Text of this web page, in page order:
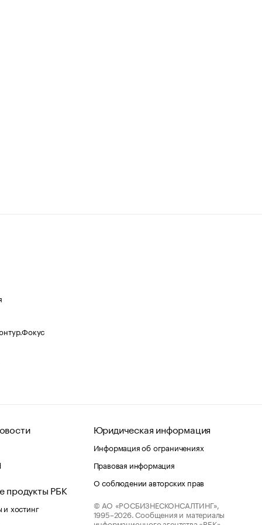
продукты РБК
хостинг
Юридическая информация
Информация об ограничениях
Правовая информация
О соблюдении авторских прав
© АО «РОСБИЗНЕСКОНСАЛТИНГ»,
1995–2026. Сообщения и материалы